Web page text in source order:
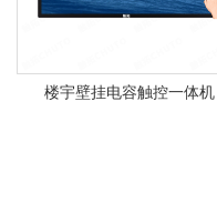
楼宇壁挂电容触控一体机